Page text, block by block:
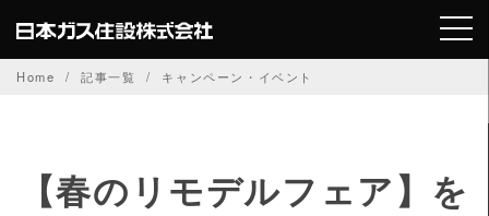
to
content
Home 記事一覧 キャンペーン・イベント
【春のリモデルフェア】を